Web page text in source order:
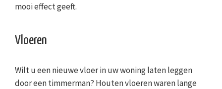
mooi effect geeft.
Vloeren
Wilt u een nieuwe vloer in uw woning laten leggen
door een timmerman? Houten vloeren waren lange